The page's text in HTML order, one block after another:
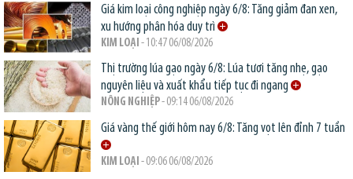
Giá kim loại công nghiệp ngày 6/8: Tăng giảm đan xen,
xu hướng phân hóa duy trì
KIM LOẠI - 10:47 06/08/2026
Thị trường lúa gạo ngày 6/8: Lúa tươi tăng nhẹ, gạo
nguyên liệu và xuất khẩu tiếp tục đi ngang
NÔNG NGHIỆP- 09:14 06/08/2026
Giá vàng thế giới hôm nay 6/8: Tăng vọt lên đỉnh 7 tuần
KIM LOẠI - 09:06 06/08/2026